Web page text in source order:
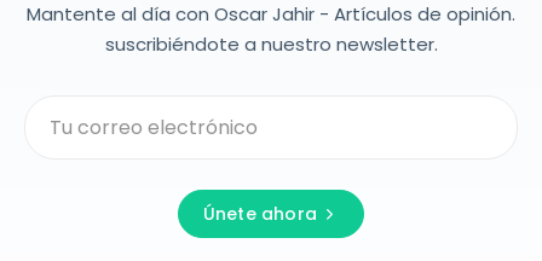
Mantente al día con Oscar Jahir - Artículos de opinión.
suscribiéndote a nuestro newsletter.
Únete ahora